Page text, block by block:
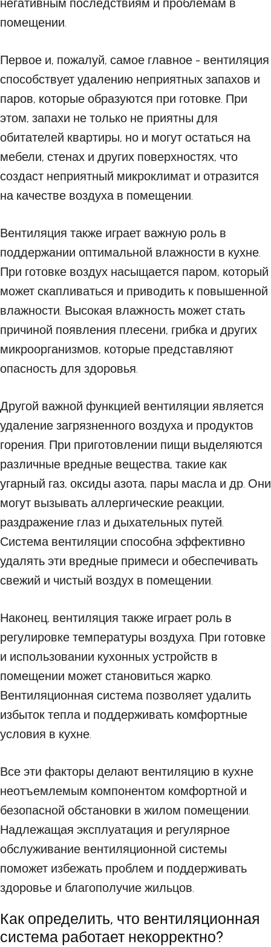
негативным последствиям и проблемам в
помещении.
Первое и, пожалуй, самое главное - вентиляция
способствует удалению неприятных запахов и
паров, которые образуются при готовке. При
этом, запахи не только не приятны для
обитателей квартиры, но и могут остаться на
мебели, стенах и других поверхностях, что
создаст неприятный микроклимат и отразится
на качестве воздуха в помещении.
Вентиляция также играет важную роль в
поддержании оптимальной влажности в кухне.
При готовке воздух насыщается паром, который
может скапливаться и приводить к повышенной
влажности. Высокая влажность может стать
причиной появления плесени, грибка и других
микроорганизмов, которые представляют
опасность для здоровья.
Другой важной функцией вентиляции является
удаление загрязненного воздуха и продуктов
горения. При приготовлении пищи выделяются
различные вредные вещества, такие как
угарный газ, оксиды азота, пары масла и др. Они
могут вызывать аллергические реакции,
раздражение глаз и дыхательных путей.
Система вентиляции способна эффективно
удалять эти вредные примеси и обеспечивать
свежий и чистый воздух в помещении.
Наконец, вентиляция также играет роль в
регулировке температуры воздуха. При готовке
и использовании кухонных устройств в
помещении может становиться жарко.
Вентиляционная система позволяет удалить
избыток тепла и поддерживать комфортные
условия в кухне.
Все эти факторы делают вентиляцию в кухне
неотъемлемым компонентом комфортной и
безопасной обстановки в жилом помещении.
Надлежащая эксплуатация и регулярное
обслуживание вентиляционной системы
поможет избежать проблем и поддерживать
здоровье и благополучие жильцов.
Как определить, что вентиляционная
система работает некорректно?